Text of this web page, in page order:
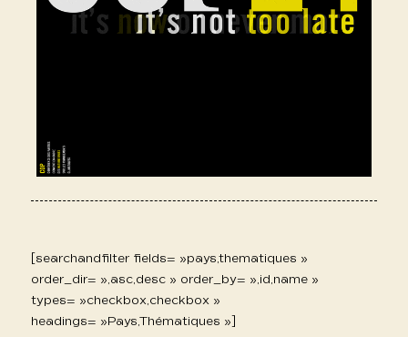
[searchandfilter fields= »pays,thematiques »
order_dir= »,asc,desc » order_by= »,id,name »
types= »checkbox,checkbox »
headings= »Pays,Thématiques »]